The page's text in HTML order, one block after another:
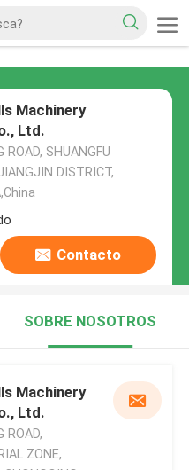
Machinery
Ltd.
ROAD, SHUANGFU
DISTRICT,
Contacto
SOBRE NOSOTROS
Machinery
Ltd.
ROAD,
ZONE,